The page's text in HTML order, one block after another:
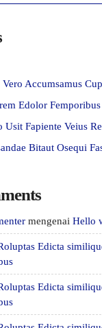
Accumsamus
Edolor Femporibus
Usit Fapiente Veius
Bitaut Osequi
mengenai Hello
Edicta
Edicta